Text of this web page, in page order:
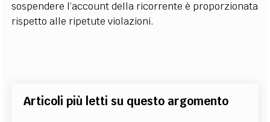
sospendere l’account della ricorrente è proporzionata
rispetto alle ripetute violazioni.
Articoli più letti su questo argomento